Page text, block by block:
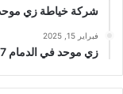
شركة خياطة زي موحد بالدمام
فبراير 15, 2025
زي موحد في الدمام 0597212937